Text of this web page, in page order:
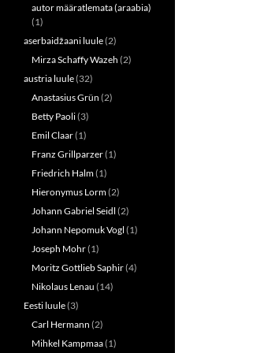
autor määratlemata (araabia)
(1)
aserbaidžaani luule(2)
Mirza Schaffy Wazeh (2)
austria luule(32)
Anastasius Grün (2)
Betty Paoli(3)
Emil Claar(1)
Franz Grillparzer(1)
Friedrich Halm(1)
Hieronymus Lorm(2)
Johann Gabriel Seidl (2)
Johann Nepomuk Vogl (1)
Joseph Mohr(1)
Moritz Gottlieb Saphir(4)
Nikolaus Lenau (14)
Eesti luule(3)
Carl Hermann (2)
Mihkel Kampmaa(1)